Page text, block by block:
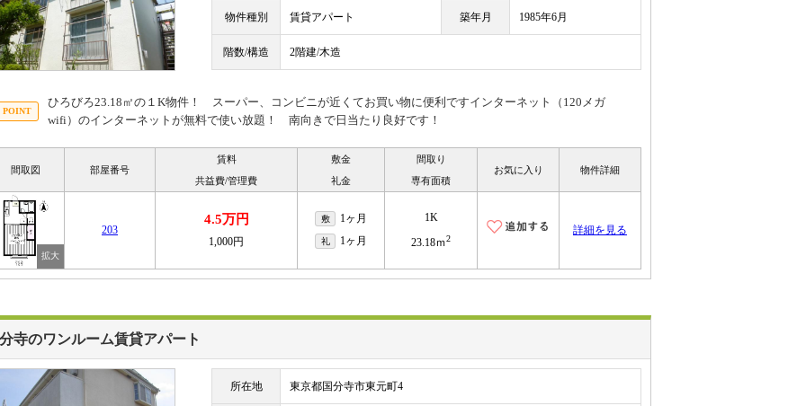
物件種別 賃貸アパート 築年月 1985年6月
階数/構造 2階建/木造
ひろびろ23.18㎡の１K物件！ スーパー、コンビニが近くてお買い物に便利ですインターネット（120メガ
wifi）のインターネットが無料で使い放題！ 南向きで日当たり良好です！
間取図 部屋番号
賃料
共益費/管理費
敷金
礼金
間取り
専有面積
お気に入り 物件詳細
203
4.5万円
1,000円
敷 1ヶ月
礼 1ヶ月
1K
23.18ｍ2
詳細を見る
寺のワンルーム賃貸アパート
所在地 東京都国分寺市東元町4